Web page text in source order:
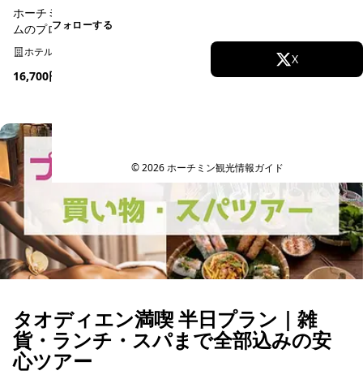
フォローする
X
© 2026 ホーチミン観光情報ガイド
ホーチミン人気NO.1ツアー！大自然の恵みを享受した大ボリュー
ムのプログラムです。ホーチミン市からお客様だけの専用車で約2
時間のミトー、メコン川クルーズを体験できるメコンデルタツア
ー。メコンデルタ地域で生産されたカカオからチョコレート...
ホテル送迎
16,700円
(15件)
タオディエン満喫 半日プラン｜雑
貨・ランチ・スパまで全部込みの安
心ツアー